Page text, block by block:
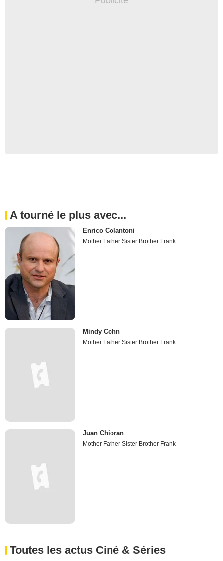
A tourné le plus avec...
Enrico Colantoni
Mother Father Sister Brother Frank
Mindy Cohn
Mother Father Sister Brother Frank
Juan Chioran
Mother Father Sister Brother Frank
Toutes les actus Ciné & Séries